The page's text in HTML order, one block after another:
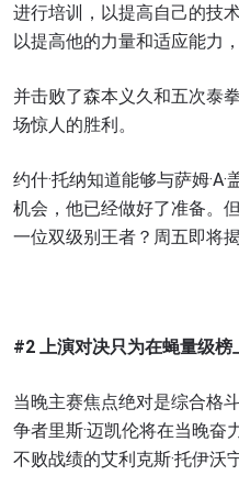
进行培训，以提高自己的技
以提高他的力量和适应能力
并击败了森本义久和五次泰
场惊人的胜利。
约什·托纳知道能够与萨姆
机会，他已经做好了准备。
一位双级别王者？周五即将揭
#2 上演对决只为在蝇量级榜
当晚主赛焦点绝对是综合格
争者里斯·迈凯伦将在当晚奋
不败战绩的艾利克斯·托伊沃宁